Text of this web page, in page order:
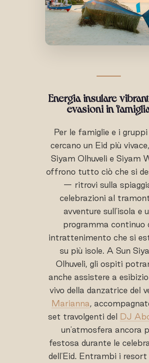
Energia insulare
evasioni in
Per le famiglie e i gruppi
cercano un Eid più
Siyam Olhuveli e Siyam
offrono tutto ciò che si
— ritrovi sulla
celebrazioni al
avventure sull'isola e
programma continuo
intrattenimento che si
su più isole. A Sun
Olhuveli, gli ospiti
anche assistere a
vivo della danzatrice del
Marianna ,
set travolgenti del DJ
un'atmosfera ancora
festosa durante le
dell'Eid. Entrambi i resort